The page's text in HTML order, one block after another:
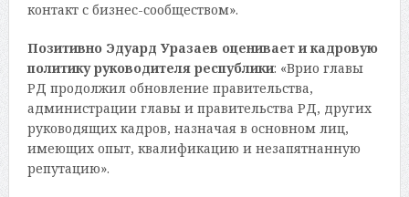
контакт с бизнес-сообществом».
Позитивно Эдуард Уразаев оценивает и кадровую
политику руководителя республики: «Врио главы
РД продолжил обновление правительства,
администрации главы и правительства РД, других
руководящих кадров, назначая в основном лиц,
имеющих опыт, квалификацию и незапятнанную
репутацию».